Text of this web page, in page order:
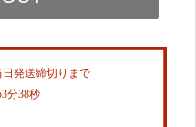
発送締切りまで
分38秒